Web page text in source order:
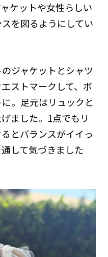
ケットや女性らしい
を図るようにしてい
ジャケットとシャツ
ストマークして、ボ
。足元はリュックと
ました。1点でもリ
とバランスがイイっ
して気づきました